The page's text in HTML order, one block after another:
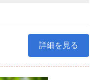
詳細を見る